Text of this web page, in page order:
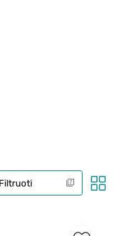
Filtruoti